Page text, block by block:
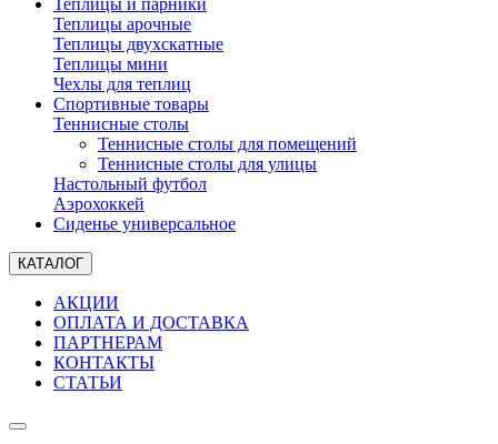
Теплицы и парники
Теплицы арочные
Теплицы двухскатные
Теплицы мини
Чехлы для теплиц
Спортивные товары
Теннисные столы
Теннисные столы для помещений
Теннисные столы для улицы
Настольный футбол
Аэрохоккей
Сиденье универсальное
КАТАЛОГ
АКЦИИ
ОПЛАТА И ДОСТАВКА
ПАРТНЕРАМ
КОНТАКТЫ
СТАТЬИ